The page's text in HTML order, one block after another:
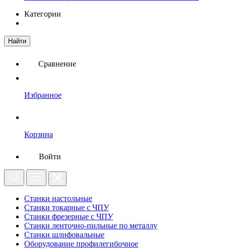
Категории
Найти
Сравнение
Избранное
Корзина
Войти
Станки настольные
Станки токарные с ЧПУ
Станки фрезерные с ЧПУ
Станки ленточно-пильные по металлу
Станки шлифовальные
Оборудование профилегибочное